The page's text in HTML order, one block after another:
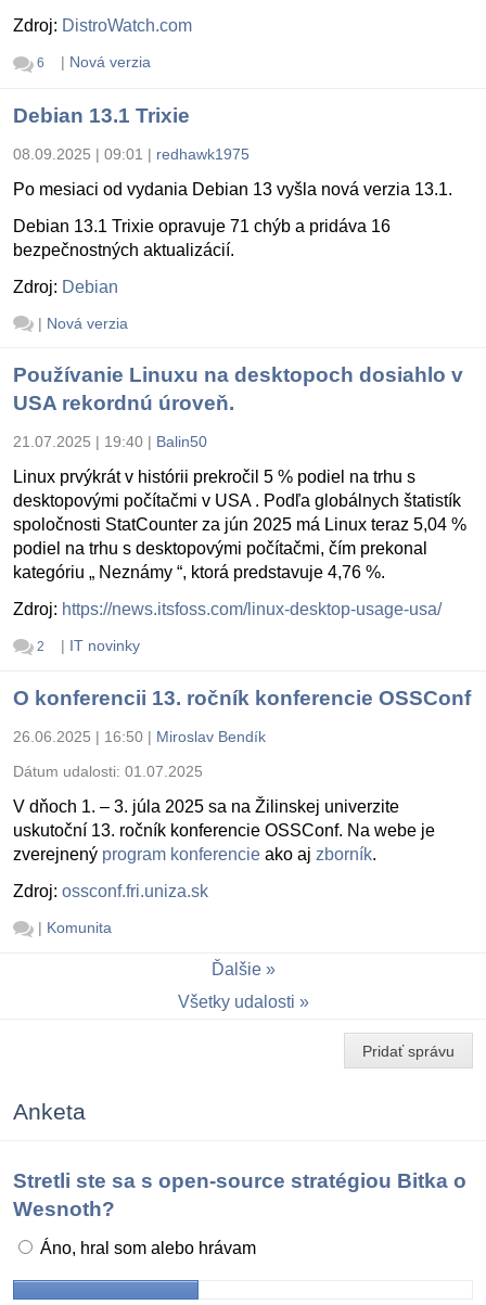
Zdroj: DistroWatch.com
6 | Nová verzia
Debian 13.1 Trixie
08.09.2025 | 09:01 | redhawk1975
Po mesiaci od vydania Debian 13 vyšla nová verzia 13.1.
Debian 13.1 Trixie opravuje 71 chýb a pridáva 16
bezpečnostných aktualizácií.
Zdroj: Debian
| Nová verzia
Používanie Linuxu na desktopoch dosiahlo v
USA rekordnú úroveň.
21.07.2025 | 19:40 | Balin50
Linux prvýkrát v histórii prekročil 5 % podiel na trhu s
desktopovými počítačmi v USA . Podľa globálnych štatistík
spoločnosti StatCounter za jún 2025 má Linux teraz 5,04 %
podiel na trhu s desktopovými počítačmi, čím prekonal
kategóriu „ Neznámy “, ktorá predstavuje 4,76 %.
Zdroj: https://news.itsfoss.com/linux-desktop-usage-usa/
2 | IT novinky
O konferencii 13. ročník konferencie OSSConf
26.06.2025 | 16:50 | Miroslav Bendík
Dátum udalosti: 01.07.2025
V dňoch 1. – 3. júla 2025 sa na Žilinskej univerzite
uskutoční 13. ročník konferencie OSSConf. Na webe je
zverejnený program konferencie ako aj zborník.
Zdroj: ossconf.fri.uniza.sk
| Komunita
Ďalšie
Všetky udalosti
Pridať správu
Anketa
Stretli ste sa s open-source stratégiou Bitka o
Wesnoth?
Áno, hral som alebo hrávam